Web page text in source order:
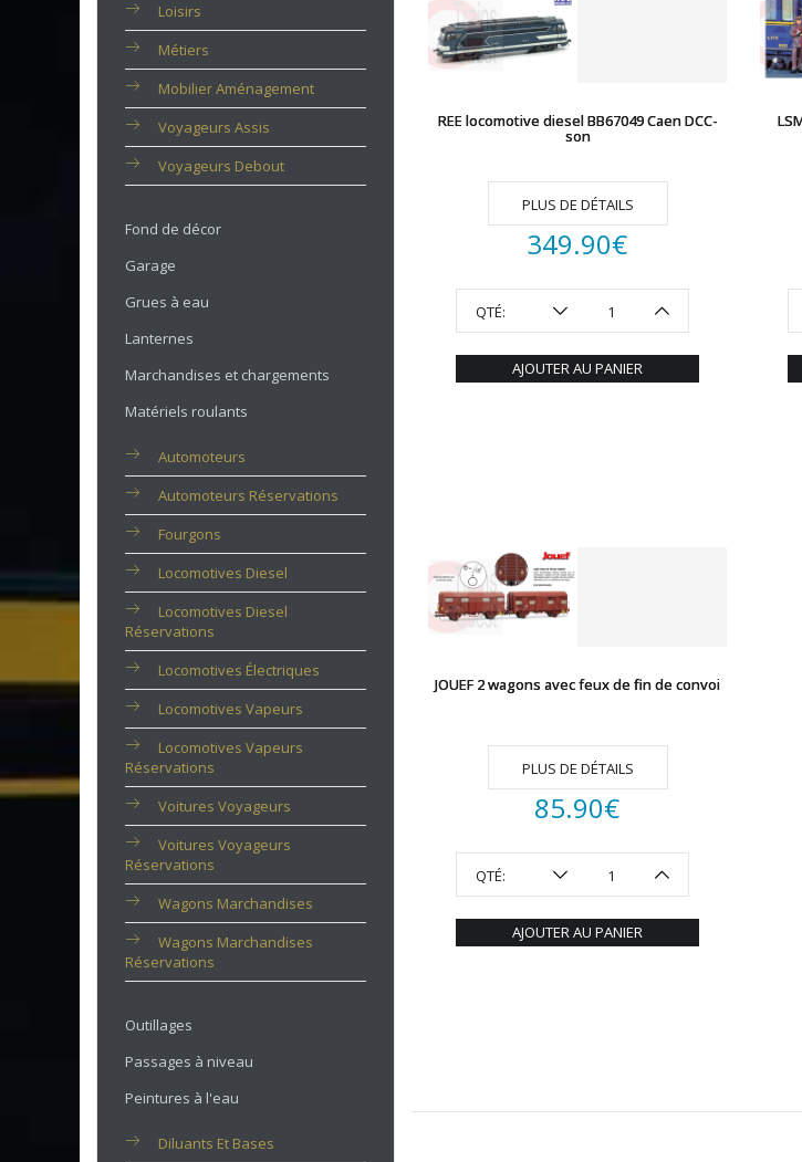
Loisirs
Métiers
Mobilier Aménagement
Voyageurs Assis
Voyageurs Debout
Fond de décor
Garage
Grues à eau
Lanternes
Marchandises et chargements
Matériels roulants
Automoteurs
Automoteurs Réservations
Fourgons
Locomotives Diesel
Locomotives Diesel
Réservations
Locomotives Électriques
Locomotives Vapeurs
Locomotives Vapeurs
Réservations
Voitures Voyageurs
Voitures Voyageurs
Réservations
Wagons Marchandises
Wagons Marchandises
Réservations
Outillages
Passages à niveau
Peintures à l'eau
Diluants Et Bases
REE locomotive diesel BB67049 Caen DCC-
son
PLUS DE DÉTAILS
349.90€
QTÉ:
AJOUTER AU PANIER
JOUEF 2 wagons avec feux de fin de convoi
PLUS DE DÉTAILS
85.90€
QTÉ:
AJOUTER AU PANIER